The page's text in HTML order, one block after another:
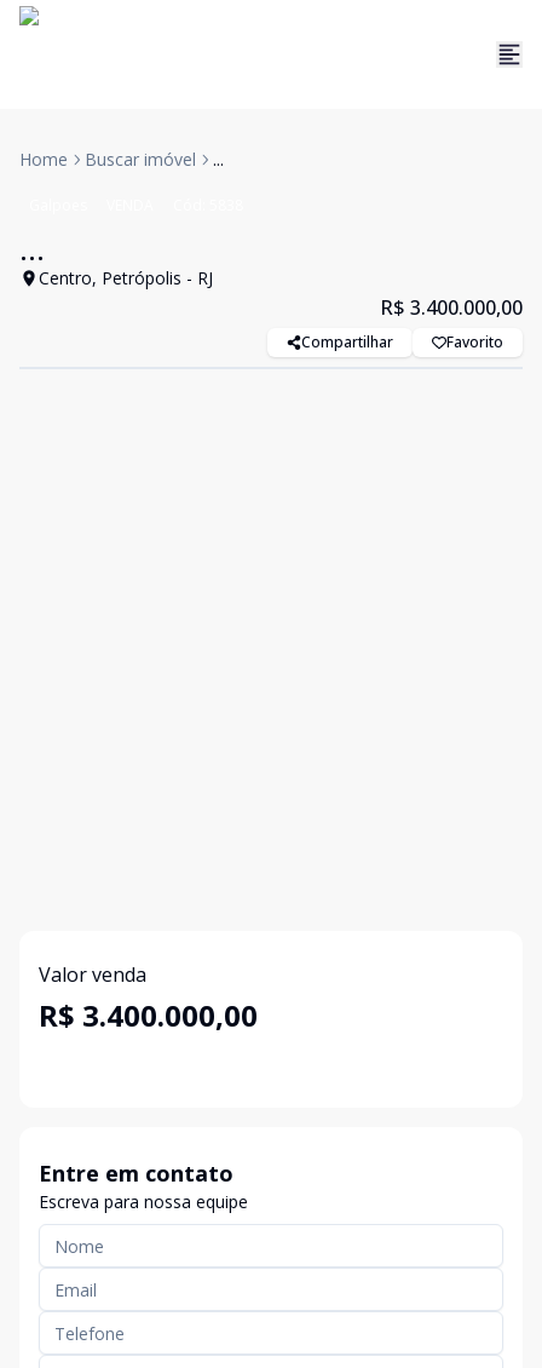
Home Buscar imóvel ...
...
Centro, Petrópolis - RJ
R$ 3.400.000,00
Compartilhar Favorito
Valor venda
R$ 3.400.000,00
Entre em contato
Escreva para nossa equipe